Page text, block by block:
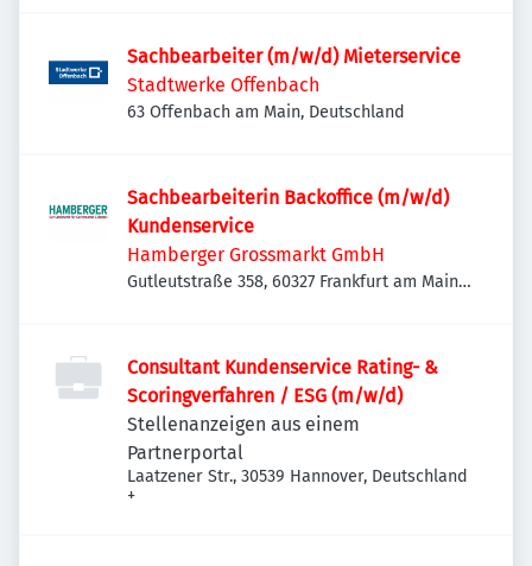
Sachbearbeiter (m/w/d) Mieterservice
Stadtwerke Offenbach
63 Offenbach am Main, Deutschland
Sachbearbeiterin Backoffice (m/w/d)
Kundenservice
Hamberger Grossmarkt GmbH
Gutleutstraße 358, 60327 Frankfurt am Main,
Consultant Kundenservice Rating- &
Scoringverfahren / ESG (m/w/d)
Stellenanzeigen aus einem
Partnerportal
Laatzener Str., 30539 Hannover, Deutschland
+